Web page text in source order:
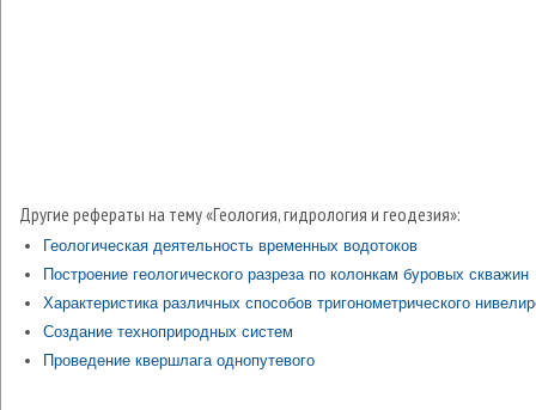
Другие рефераты на тему «Геология, гидрология и геодезия»:
Геологическая деятельность временных водотоков
Построение геологического разреза по колонкам буровых скважин
Характеристика различных способов тригонометрического
Создание техноприродных систем
Проведение квершлага однопутевого